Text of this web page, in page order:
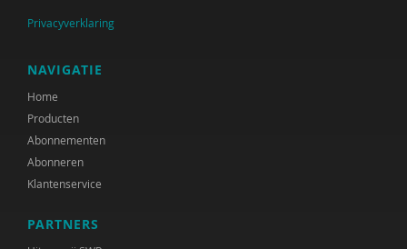
Privacyverklaring
NAVIGATIE
Home
Producten
Abonnementen
Abonneren
Klantenservice
PARTNERS